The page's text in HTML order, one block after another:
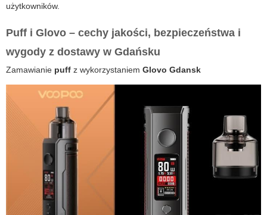
użytkowników.
Puff i Glovo – cechy jakości, bezpieczeństwa i
wygody z dostawy w Gdańsku
Zamawianie puff z wykorzystaniem Glovo Gdansk